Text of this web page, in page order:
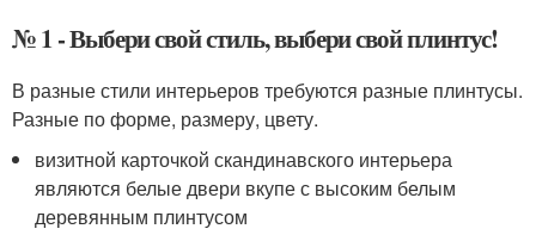
№ 1 - Выбери свой стиль, выбери свой плинтус!
В разные стили интерьеров требуются разные плинтусы.
Разные по форме, размеру, цвету.
визитной карточкой скандинавского интерьера
являются белые двери вкупе с высоким белым
деревянным плинтусом